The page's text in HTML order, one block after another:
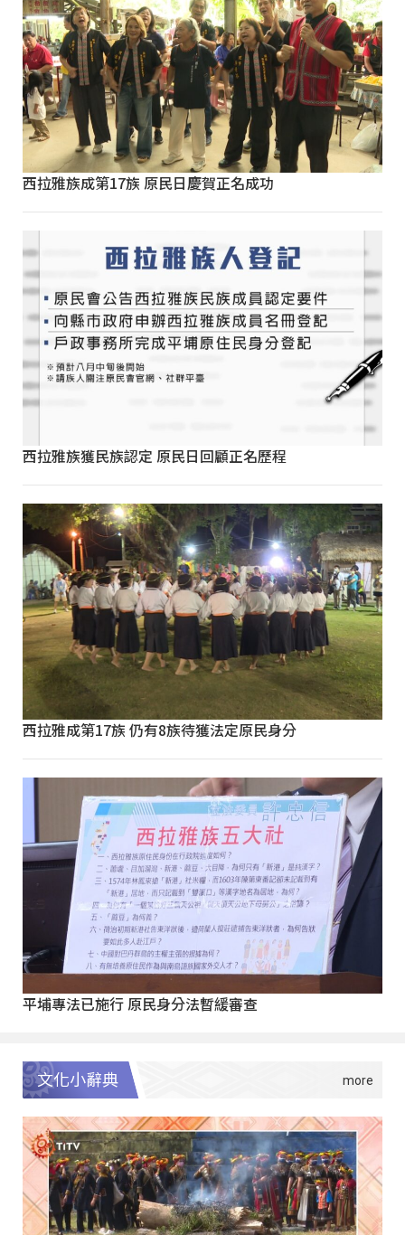
西拉雅族成第17族 原民日慶賀正名成功
西拉雅族獲民族認定 原民日回顧正名歷程
西拉雅成第17族 仍有8族待獲法定原民身分
平埔專法已施行 原民身分法暫緩審查
文化小辭典